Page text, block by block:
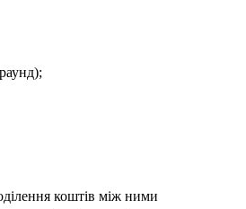
коштів між ними